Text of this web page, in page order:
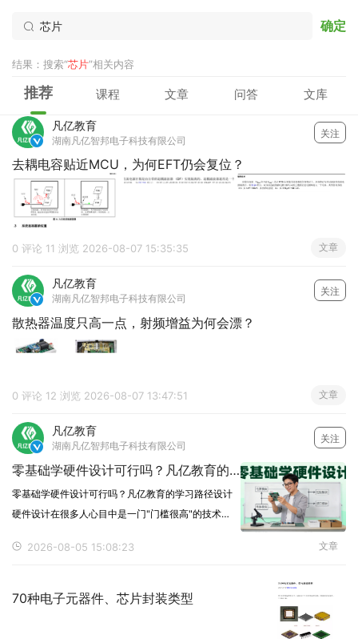
确定
结果：搜索“芯片”相关内容
推荐 课程 文章 问答 文库

凡亿教育
湖南凡亿智邦电子科技有限公司
关注
去耦电容贴近MCU，为何EFT仍会复位？
0 评论 11 浏览 2026-08-07 15:35:35 文章

凡亿教育
湖南凡亿智邦电子科技有限公司
关注
散热器温度只高一点，射频增益为何会漂？
0 评论 12 浏览 2026-08-07 13:47:51 文章

凡亿教育
湖南凡亿智邦电子科技有限公司
关注
零基础学硬件设计可行吗？凡亿教育的学习路径设计
零基础学硬件设计可行吗？凡亿教育的学习路径设计
硬件设计在很多人心目中是一门"门槛很高"的技术
调试，好像什么都需要基础。这让很多想入行的人犹
回答是：可
2026-08-05 15:08:23 文章
70种电子元器件、芯片封装类型